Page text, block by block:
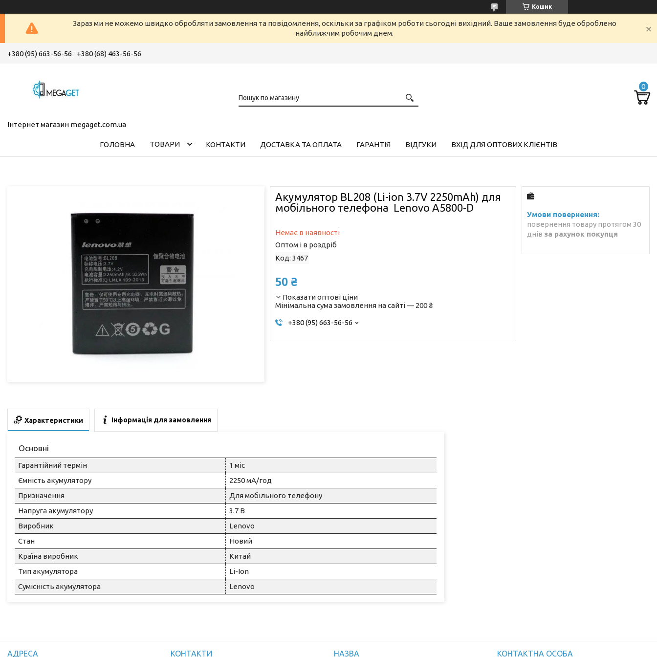
Кошик
Зараз ми не можемо швидко обробляти замовлення та повідомлення, оскільки за графіком роботи сьогодні вихідний. Ваше замовлення буде оброблено
найближчим робочим днем.
+380 (95) 663-56-56 +380 (68) 463-56-56
Інтернет магазин megaget.com.ua
ГОЛОВНА ТОВАРИ КОНТАКТИ ДОСТАВКА ТА ОПЛАТА ГАРАНТІЯ ВІДГУКИ ВХІД ДЛЯ ОПТОВИХ КЛІЄНТІВ
Акумулятор BL208 (Li-ion 3.7V 2250mAh) для
мобільного телефона Lenovo A5800-D
Немає в наявності
Оптом і в роздріб
Код: 3467
50 ₴
Показати оптові ціни
Мінімальна сума замовлення на сайті — 200 ₴
+380 (95) 663-56-56
повернення товару протягом 30
днів за рахунок покупця
Характеристики Інформація для замовлення
Основні
Гарантійний термін
1 міс
Ємність акумулятору
2250 мА/год
Призначення
Для мобільного телефону
Напруга акумулятору
3.7 В
Виробник
Lenovo
Стан
Новий
Країна виробник
Китай
Тип акумулятора
Li-Ion
Сумісність акумулятора
Lenovo